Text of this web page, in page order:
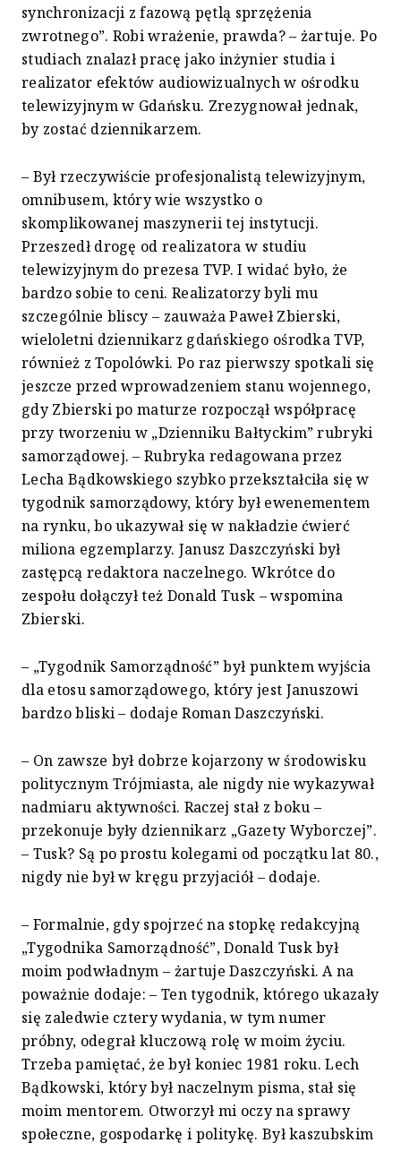
synchronizacji z fazową pętlą sprzężenia
zwrotnego”. Robi wrażenie, prawda? – żartuje. Po
studiach znalazł pracę jako inżynier studia i
realizator efektów audiowizualnych w ośrodku
telewizyjnym w Gdańsku. Zrezygnował jednak,
by zostać dziennikarzem.
– Był rzeczywiście profesjonalistą telewizyjnym,
omnibusem, który wie wszystko o
skomplikowanej maszynerii tej instytucji.
Przeszedł drogę od realizatora w studiu
telewizyjnym do prezesa TVP. I widać było, że
bardzo sobie to ceni. Realizatorzy byli mu
szczególnie bliscy – zauważa Paweł Zbierski,
wieloletni dziennikarz gdańskiego ośrodka TVP,
również z Topolówki. Po raz pierwszy spotkali się
jeszcze przed wprowadzeniem stanu wojennego,
gdy Zbierski po maturze rozpoczął współpracę
przy tworzeniu w „Dzienniku Bałtyckim” rubryki
samorządowej. – Rubryka redagowana przez
Lecha Bądkowskiego szybko przekształciła się w
tygodnik samorządowy, który był ewenementem
na rynku, bo ukazywał się w nakładzie ćwierć
miliona egzemplarzy. Janusz Daszczyński był
zastępcą redaktora naczelnego. Wkrótce do
zespołu dołączył też Donald Tusk – wspomina
Zbierski.
– „Tygodnik Samorządność” był punktem wyjścia
dla etosu samorządowego, który jest Januszowi
bardzo bliski – dodaje Roman Daszczyński.
– On zawsze był dobrze kojarzony w środowisku
politycznym Trójmiasta, ale nigdy nie wykazywał
nadmiaru aktywności. Raczej stał z boku –
przekonuje były dziennikarz „Gazety Wyborczej”.
– Tusk? Są po prostu kolegami od początku lat 80.,
nigdy nie był w kręgu przyjaciół – dodaje.
– Formalnie, gdy spojrzeć na stopkę redakcyjną
„Tygodnika Samorządność”, Donald Tusk był
moim podwładnym – żartuje Daszczyński. A na
poważnie dodaje: – Ten tygodnik, którego ukazały
się zaledwie cztery wydania, w tym numer
próbny, odegrał kluczową rolę w moim życiu.
Trzeba pamiętać, że był koniec 1981 roku. Lech
Bądkowski, który był naczelnym pisma, stał się
moim mentorem. Otworzył mi oczy na sprawy
społeczne, gospodarkę i politykę. Był kaszubskim